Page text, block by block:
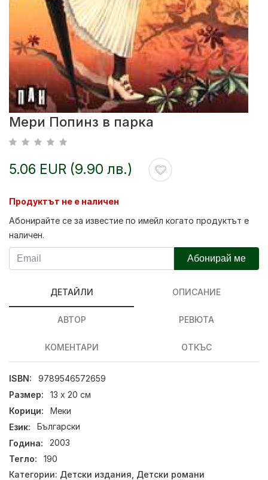
Мери Попинз в парка
5.06 EUR (9.90 лв.)
Продуктът не е наличен
Абонирайте се за известие по имейл когато продуктът е
наличен.
Абонирай ме
ДЕТАЙЛИ ОПИСАНИЕ
АВТОР РЕВЮТА
КОМЕНТАРИ ОТКЪС
ISBN:
9789546572659
Размер:
13 х 20 см
Корици:
Меки
Език:
Български
Година:
2003
Тегло:
190
Категории: Детски издания Детски романи